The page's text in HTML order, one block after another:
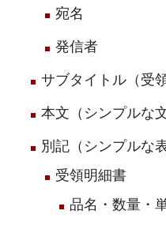
宛名
発信者
サブタイトル（受
本文（シンプルな
別記（シンプルな
受領明細書
品名・数量・